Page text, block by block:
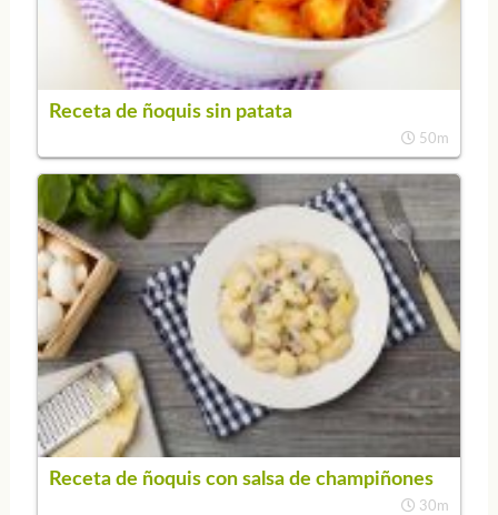
Receta de ñoquis sin patata
50m
Receta de ñoquis con salsa de champiñones
30m